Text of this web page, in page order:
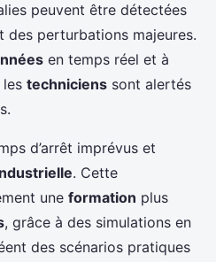
peuvent être détectées
des perturbations majeures.
en temps réel et à
les techniciens sont alertés
d’arrêt imprévus et
. Cette
une formation plus
, grâce à des simulations en
des scénarios pratiques